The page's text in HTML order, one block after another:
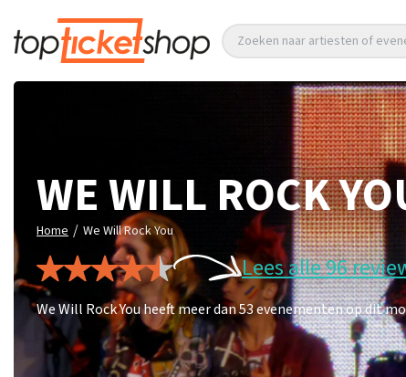
Zoeken naar artiesten of
WE WILL ROCK
Home / We Will Rock You
Lees alle 96
We Will Rock You heeft meer dan 53 evenementen op dit